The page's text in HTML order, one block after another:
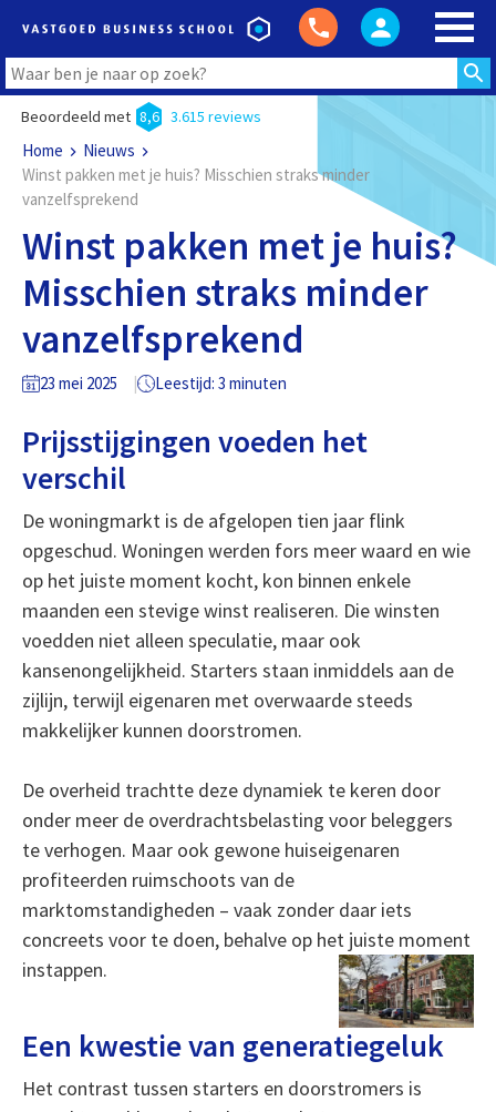
Beoordeeld met 8,6 3.615 reviews
Home
Nieuws
Winst pakken met je huis? Misschien straks minder
vanzelfsprekend
Winst pakken met je huis?
Misschien straks minder
vanzelfsprekend
23 mei 2025 Leestijd: 3 minuten
Prijsstijgingen voeden het
verschil
De woningmarkt is de afgelopen tien jaar flink
opgeschud. Woningen werden fors meer waard en wie
op het juiste moment kocht, kon binnen enkele
maanden een stevige winst realiseren. Die winsten
voedden niet alleen speculatie, maar ook
kansenongelijkheid. Starters staan inmiddels aan de
zijlijn, terwijl eigenaren met overwaarde steeds
makkelijker kunnen doorstromen.
De overheid trachtte deze dynamiek te keren door
onder meer de overdrachtsbelasting voor beleggers
te verhogen. Maar ook gewone huiseigenaren
profiteerden ruimschoots van de
marktomstandigheden – vaak zonder daar iets
concreets voor te doen, behalve op het juiste moment
instappen.
Een kwestie van generatiegeluk
Het contrast tussen starters en doorstromers is